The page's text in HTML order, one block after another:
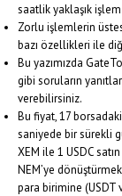
saatlik yaklaşık
Zorlu işlemlerin
bazı özellikleri ile
Bu yazımızda
gibi soruların
verebilirsiniz.
Bu fiyat, 17
saniyede bir sürekli
XEM ile 1 USDC
NEM’ye
para birimine (USDT